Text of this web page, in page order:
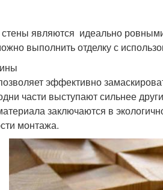
стены являются идеально
выполнить отделку с
эффективно
части выступают сильнее
заключаются в
монтажа.